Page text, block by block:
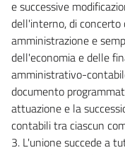
e successive
dell'interno, di
amministrazione e
dell'economia e delle
amministrativo-
documento
attuazione e la
contabili tra ciascun
3. L'unione succede a